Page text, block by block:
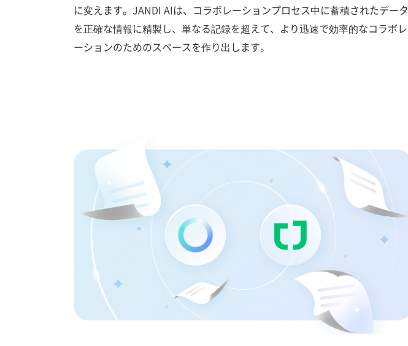
に変えます。JANDI AIは、コラボレーションプロセス中に蓄積されたデータ
を正確な情報に精製し、単なる記録を超えて、より迅速で効率的なコラボレ
ーションのためのスペースを作り出します。